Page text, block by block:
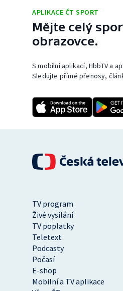
APLIKACE ČT SPORT
Mějte celý
obrazovce.
S mobilní aplikací, HbbTV a
Sledujte přímé přenosy,
TV program
Živé vysílání
TV poplatky
Teletext
Podcasty
Počasí
E-shop
Mobilní a TV aplikace